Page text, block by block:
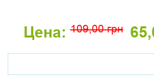
Цена: 109,00 грн